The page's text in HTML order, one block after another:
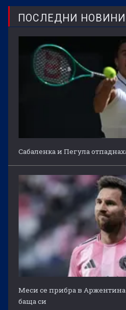
ПОСЛЕДНИ НОВИНИ
Сабаленка и Пегула
Меси се прибра в Аржентина
баща си